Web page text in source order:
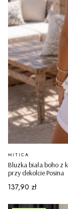
Bluzka biała boho z
przy dekolcie Posina
PRODUCENT
MITICA
Cena
137,90 zł